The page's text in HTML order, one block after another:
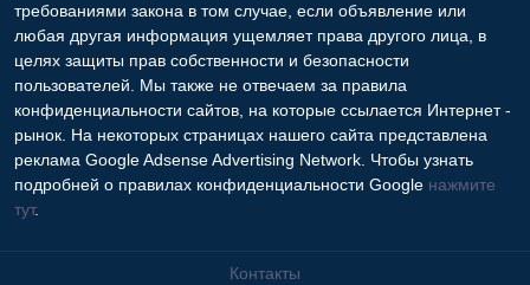
требованиями закона в том случае, если объявление или
любая другая информация ущемляет права другого лица, в
целях защиты прав собственности и безопасности
пользователей. Мы также не отвечаем за правила
конфиденциальности сайтов, на которые ссылается Интернет -
рынок. На некоторых страницах нашего сайта представлена
реклама Google Adsense Advertising Network. Чтобы узнать
подробней о правилах конфиденциальности Google нажмите
тут.
Контакты